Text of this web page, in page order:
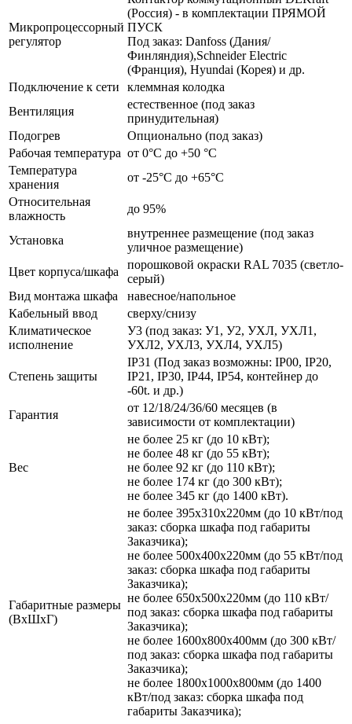
Микропроцессорный
регулятор
(Россия) - в комплектации ПРЯМОЙ
ПУСК
Под заказ: Danfoss (Дания/
Финляндия),Schneider Electric
(Франция), Hyundai (Корея) и др.
Подключение к сети
клеммная колодка
Вентиляция
естественное (под заказ
принудительная)
Подогрев
Опционально (под заказ)
Рабочая температура от 0°C до +50 °C
Температура
хранения
от -25°C до +65°C
Относительная
влажность
до 95%
Установка
внутреннее размещение (под заказ
уличное размещение)
Цвет корпуса/шкафа
порошковой окраски RAL 7035 (светло-
серый)
Вид монтажа шкафа
навесное/напольное
Кабельный ввод
сверху/снизу
Климатическое
исполнение
У3 (под заказ: У1, У2, УХЛ, УХЛ1,
УХЛ2, УХЛ3, УХЛ4, УХЛ5)
Степень защиты
IP31 (Под заказ возможны: IP00, IP20,
IP21, IP30, IP44, IP54, контейнер до
-60t. и др.)
Гарантия
от 12/18/24/36/60 месяцев (в
зависимости от комплектации)
Вес
не более 25 кг (до 10 кВт);
не более 48 кг (до 55 кВт);
не более 92 кг (до 110 кВт);
не более 174 кг (до 300 кВт);
не более 345 кг (до 1400 кВт).
Габаритные размеры
(ВхШхГ)
не более 395х310х220мм (до 10 кВт/под
заказ: сборка шкафа под габариты
Заказчика);
не более 500х400х220мм (до 55 кВт/под
заказ: сборка шкафа под габариты
Заказчика);
не более 650х500х220мм (до 110 кВт/
под заказ: сборка шкафа под габариты
Заказчика);
не более 1600х800х400мм (до 300 кВт/
под заказ: сборка шкафа под габариты
Заказчика);
не более 1800х1000х800мм (до 1400
кВт/под заказ: сборка шкафа под
габариты Заказчика);